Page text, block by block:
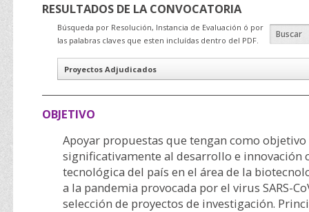
RESULTADOS DE LA CONVOCATORIA
Búsqueda por Resolución, Instancia de Evaluación ó por
las palabras claves que esten incluídas dentro del PDF.
Proyectos Adjudicados
OBJETIVO
Apoyar propuestas que tengan como
significativamente al desarrollo e innovación
tecnológica del país en el área de la
a la pandemia provocada por el virus SARS-
selección de proyectos de investigación.